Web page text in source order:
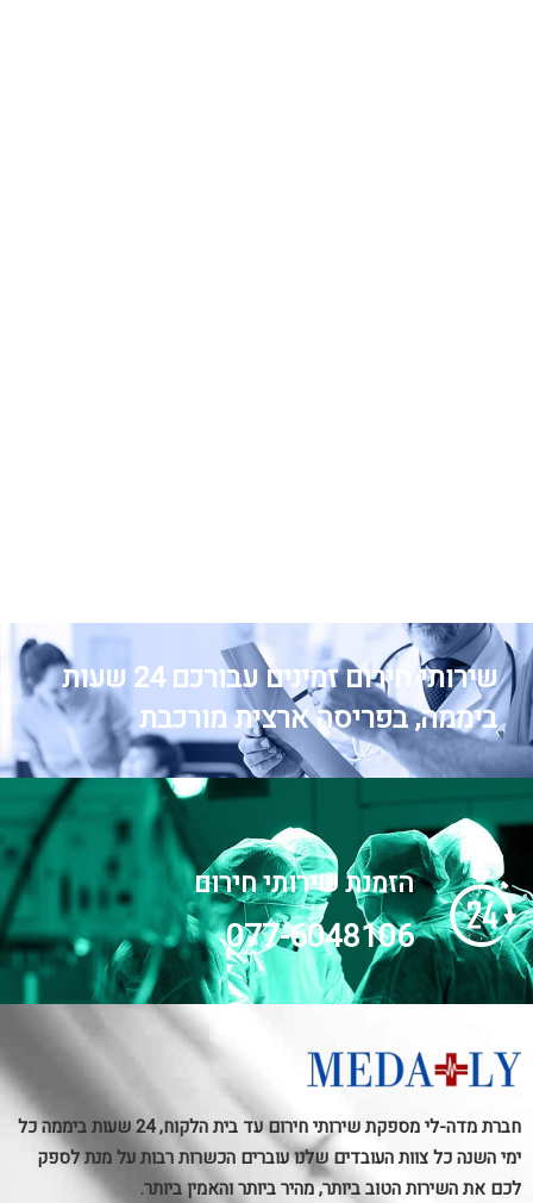
שירותי חירום זמינים עבורכם 24 שעות
ביממה, בפריסה ארצית מורכבת
הזמנת שירותי חירום
077-6048106
חברת מדה-לי מספקת שירותי חירום עד בית הלקוח, 24 שעות ביממה כל
ימי השנה כל צוות העובדים שלנו עוברים הכשרות רבות על מנת לספק
לכם את השירות הטוב ביותר, מהיר ביותר והאמין ביותר.